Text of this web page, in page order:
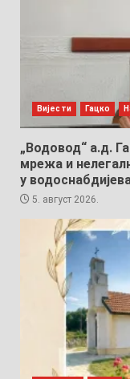
Вијести Гацко
„Водовод“ а.д.
мрежа и
у
5. август 2026.